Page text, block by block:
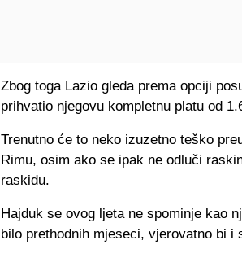
Zbog toga Lazio gleda prema opciji
prihvatio njegovu kompletnu platu od
Trenutno će to neko izuzetno teško
Rimu, osim ako se ipak ne odluči
raskidu.
Hajduk se ovog ljeta ne spominje kao
bilo prethodnih mjeseci, vjerovatno bi